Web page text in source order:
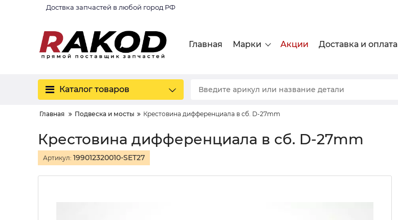
Доствка запчастей в любой город РФ
Главная Марки Акции Доставка и оплата
Каталог товаров
Главная Подвеска и мосты Крестовина дифференциала в сб. D-27mm
Крестовина дифференциала в сб. D-27mm
Артикул: 199012320010-SET27